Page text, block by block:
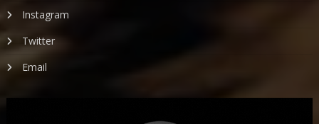
Instagram
Twitter
Email